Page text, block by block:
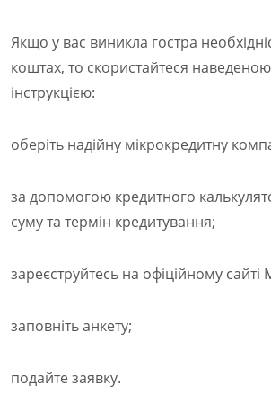
Якщо у вас виникла гостра
коштах, то скористайтеся
інструкцією:
оберіть надійну мікрокредитну
за допомогою кредитного
суму та термін кредитування;
зареєструйтесь на офіційному
заповніть анкету;
подайте заявку.